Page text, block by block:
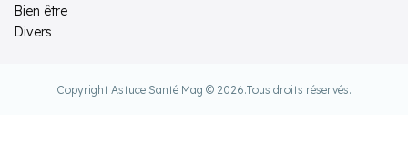
Bien être
Divers
Copyright Astuce Santé Mag © 2026.Tous droits réservés.